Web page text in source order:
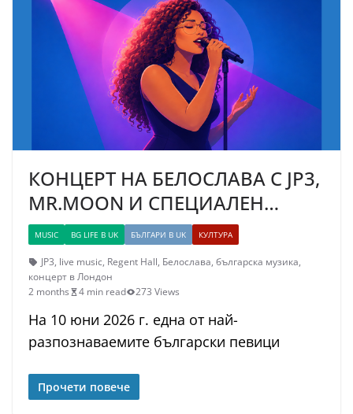
КОНЦЕРТ НА БЕЛОСЛАВА С JP3,
MR.MOON И СПЕЦИАЛЕН…
MUSIC BG LIFE В UK БЪЛГАРИ В UK КУЛТУРА
JP3, live music, Regent Hall, Белослава, българска музика,
концерт в Лондон
2 months
4 min read 273 Views
На 10 юни 2026 г. една от най-
разпознаваемите български певици
Прочети повече